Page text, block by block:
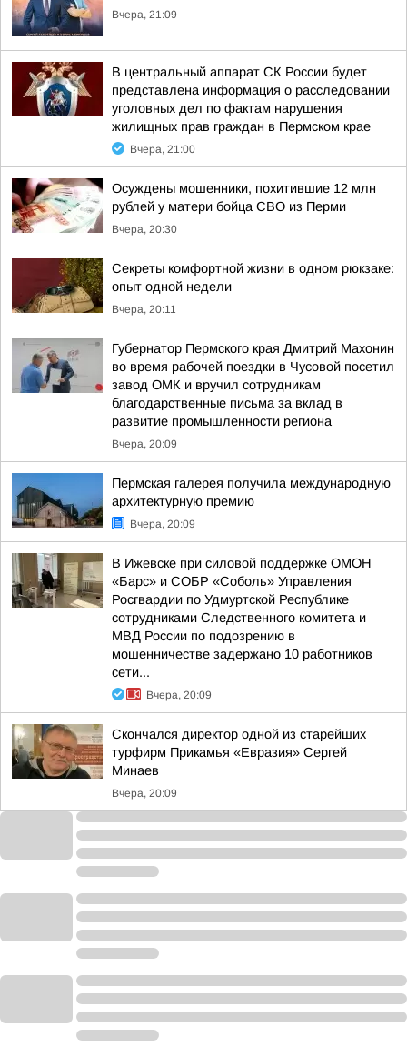
Вчера, 21:09
В центральный аппарат СК России будет
представлена информация о расследовании
уголовных дел по фактам нарушения
жилищных прав граждан в Пермском крае
Вчера, 21:00
Осуждены мошенники, похитившие 12 млн
рублей у матери бойца СВО из Перми
Вчера, 20:30
Секреты комфортной жизни в одном рюкзаке:
опыт одной недели
Вчера, 20:11
Губернатор Пермского края Дмитрий Махонин
во время рабочей поездки в Чусовой посетил
завод ОМК и вручил сотрудникам
благодарственные письма за вклад в
развитие промышленности региона
Вчера, 20:09
Пермская галерея получила международную
архитектурную премию
Вчера, 20:09
В Ижевске при силовой поддержке ОМОН
«Барс» и СОБР «Соболь» Управления
Росгвардии по Удмуртской Республике
сотрудниками Следственного комитета и
МВД России по подозрению в
мошенничестве задержано 10 работников
сети...
Вчера, 20:09
Скончался директор одной из старейших
турфирм Прикамья «Евразия» Сергей
Минаев
Вчера, 20:09